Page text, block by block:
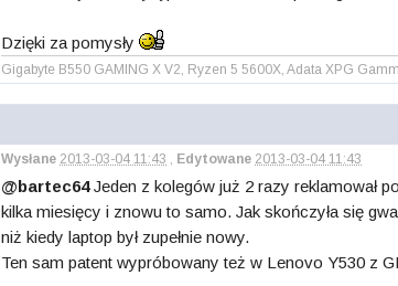
Dzięki za pomysły
Gigabyte B550 GAMING X V2, Ryzen 5 5600X, Adata XPG
Wysłane 2013-03-04 11:43 , Edytowane 2013-03-04 11:43
@bartec64Jeden z kolegów już 2 razy reklamował
kilka miesięcy i znowu to samo. Jak skończyła się
niż kiedy laptop był zupełnie nowy.
Ten sam patent wypróbowany też w Lenovo Y530 z